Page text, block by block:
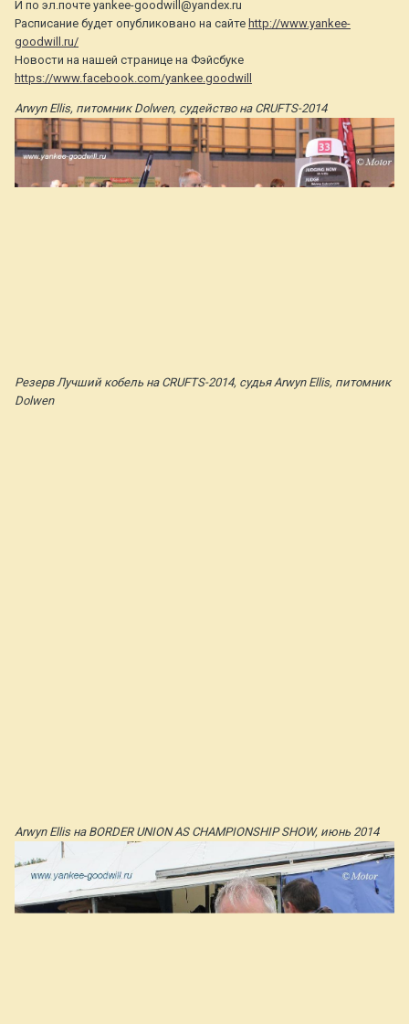
И по эл.почте yankee-goodwill@yandex.ru
Расписание будет опубликовано на сайте http://www.yankee-
goodwill.ru/
Новости на нашей странице на Фэйсбуке
https://www.facebook.com/yankee.goodwill
Arwyn Ellis, питомник Dolwen, судейство на CRUFTS-2014
Резерв Лучший кобель на CRUFTS-2014, судья Arwyn Ellis, питомник
Dolwen
Arwyn Ellis на BORDER UNION AS CHAMPIONSHIP SHOW, июнь 2014